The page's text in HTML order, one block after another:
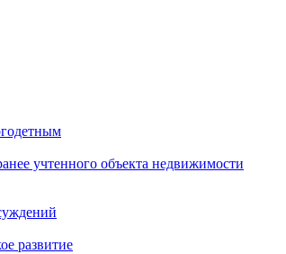
учтенного объекта недвижимости
развитие